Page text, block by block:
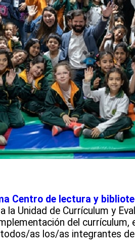
Centro de lectura y
la Unidad de Currículum y
del
as los/as integrantes